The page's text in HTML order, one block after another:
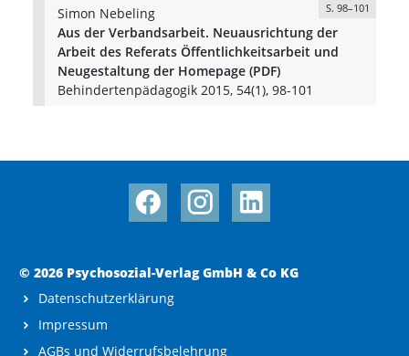
Simon Nebeling
S. 98–101
Aus der Verbandsarbeit. Neuausrichtung der
Arbeit des Referats Öffentlichkeitsarbeit und
Neugestaltung der Homepage (PDF)
Behindertenpädagogik 2015, 54(1), 98-101
© 2026 Psychosozial-Verlag GmbH & Co KG
Datenschutzerklärung
Impressum
AGBs und Widerrufsbelehrung